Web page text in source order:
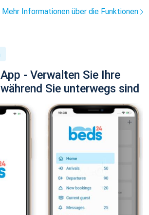
Mehr Informationen über die Funktionen
- Verwalten Sie Ihre
Sie unterwegs sind